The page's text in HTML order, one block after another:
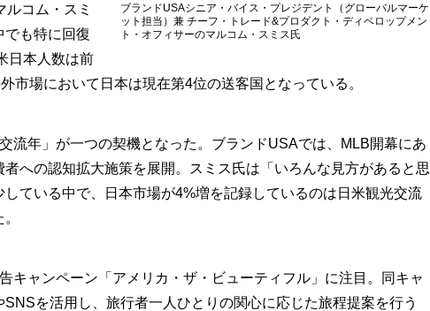
ブランドUSAシニア・バイス・プレジデント（グローバルマーケ
ット担当）兼 チーフ・トレード&プロダクト・ディベロップメン
ト・オフィサーのマルコム・スミス氏
コム・スミ
でも特に回復
日本人数は前
市場において日本は現在第4位の送客国となっている。
年」が一つの契機となった。ブランドUSAでは、MLB開幕にあ
への認知拡大施策を展開。スミス氏は「いろんな見方があると思
ている中で、日本市場が4%増を記録しているのは日米観光交流
ャンペーン「アメリカ・ザ・ビューティフル」に注目。同キャ
を活用し、旅行者一人ひとりの関心に応じた旅程提案を行う